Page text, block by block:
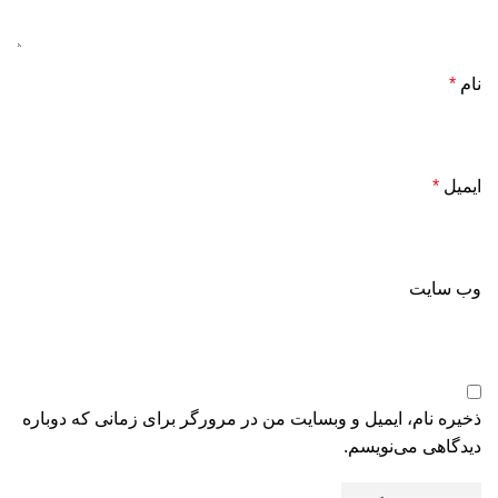
نام *
ایمیل *
وب‌ سایت
ذخیره نام، ایمیل و وبسایت من در مرورگر برای زمانی که دوباره
دیدگاهی می‌نویسم.